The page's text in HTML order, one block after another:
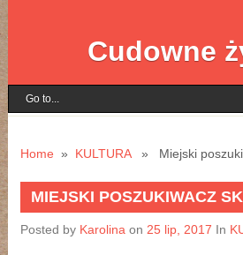
Cudowne
Home » KULTURA» Miejski
MIEJSKI POSZUKIWACZ
Posted by Karolina on 25 lip, 2017 In